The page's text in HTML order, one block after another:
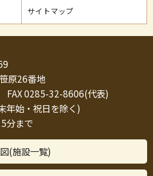
サイトマップ
原26番地
0285-32-8606(代表)
年始・祝日を除く)
分まで
(施設一覧)